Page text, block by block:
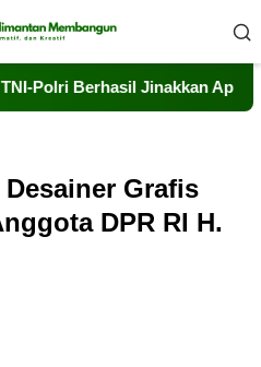
Jinakkan Api di Timpah
Grafis
DPR RI H.